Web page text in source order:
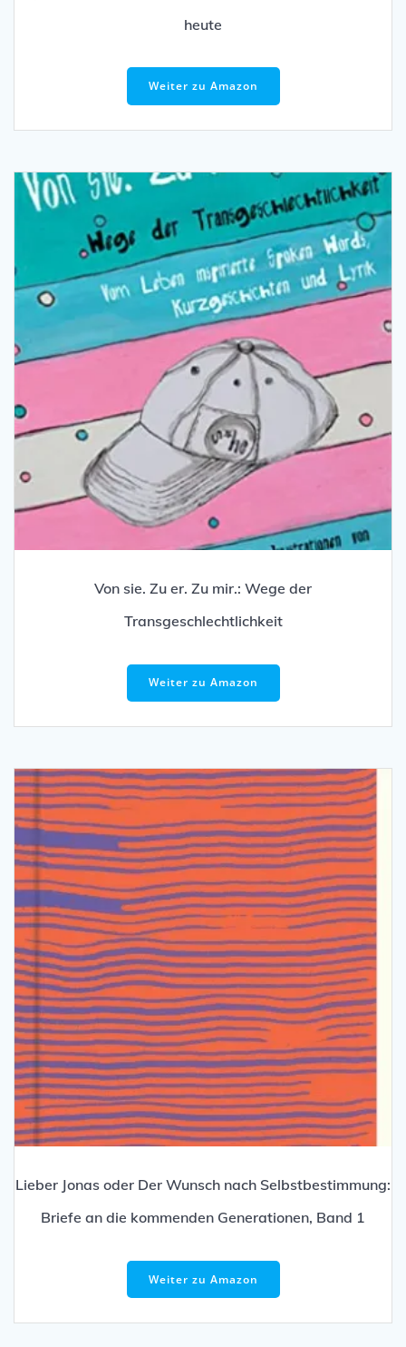
heute
Weiter zu Amazon
Von sie. Zu er. Zu mir.: Wege der
Transgeschlechtlichkeit
Weiter zu Amazon
Lieber Jonas oder Der Wunsch nach Selbstbestimmung:
Briefe an die kommenden Generationen, Band 1
Weiter zu Amazon